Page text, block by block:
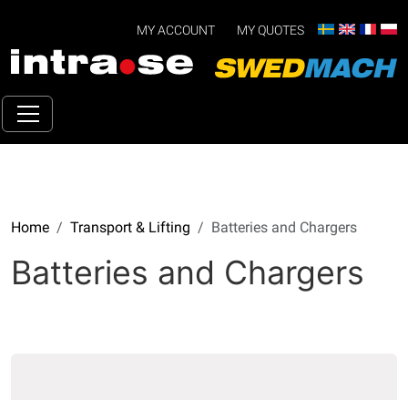
MY ACCOUNT MY QUOTES
Home Transport & Lifting Batteries and Chargers
Batteries and Chargers